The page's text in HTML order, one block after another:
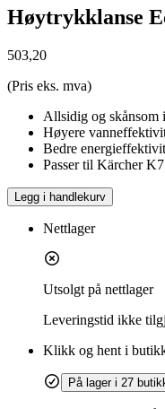
Høytrykklanse
503,20
(Pris eks. mva)
Allsidig og skånsom
Høyere
Bedre
Passer til Kärcher K7
Legg i handlekurv
Nettlager
Utsolgt på nettlager
Leveringstid ikke
Klikk og hent i
På lager i 27